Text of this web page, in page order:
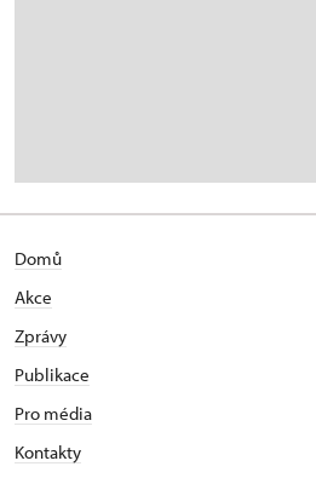
Domů
Akce
Zprávy
Publikace
Pro média
Kontakty